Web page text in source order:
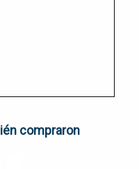
compraron